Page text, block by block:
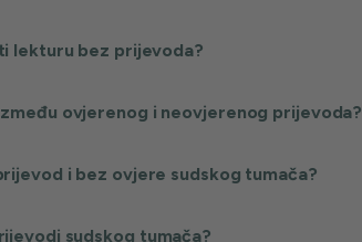
lekturu bez prijevoda?
ovjerenog i neovjerenog prijevoda?
i bez ovjere sudskog tumača?
sudskog tumača?